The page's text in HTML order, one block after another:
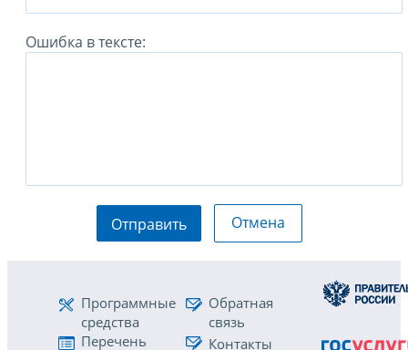
Ошибка в тексте:
Отправить Отмена
Программные
средства
Перечень
Обратная
связь
Контакты